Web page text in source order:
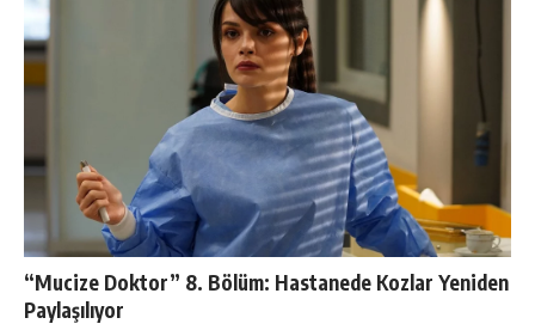
“Mucize Doktor” 8. Bölüm: Hastanede Kozlar Yeniden
Paylaşılıyor